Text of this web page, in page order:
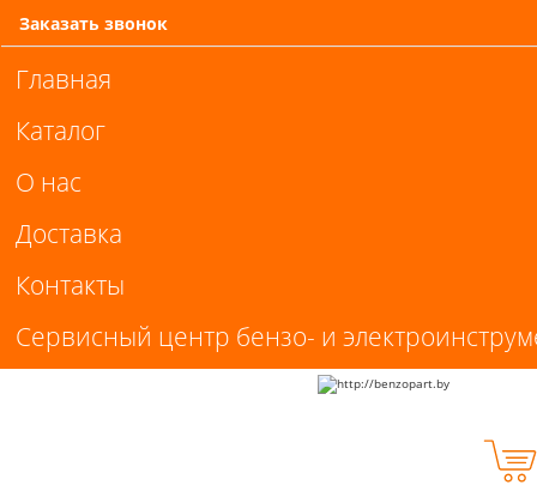
Заказать звонок
Главная
Каталог
О нас
Доставка
Контакты
Сервисный центр бензо- и